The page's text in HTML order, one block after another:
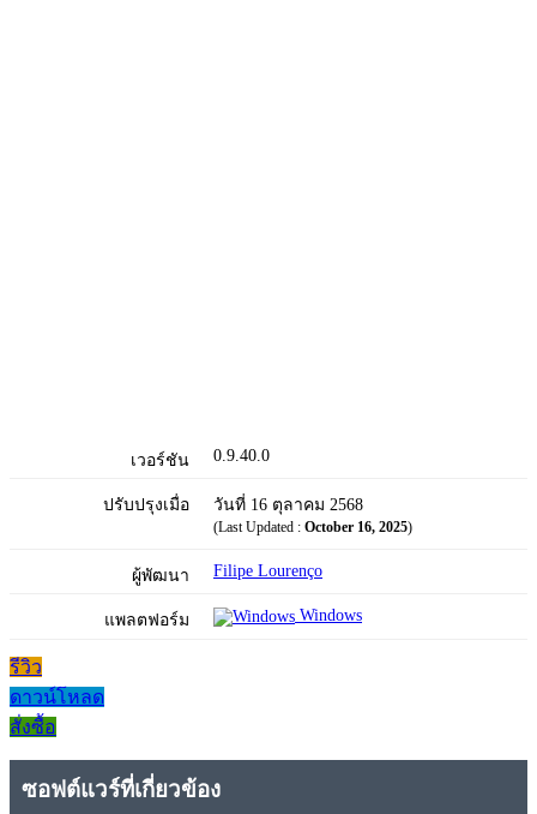
เวอร์ชัน 0.9.40.0
ปรับปรุงเมื่อ วันที่ 16 ตุลาคม 2568
(Last Updated : October 16, 2025)
ผู้พัฒนา Filipe Lourenço
แพลตฟอร์ม Windows
รีวิว
ดาวน์โหลด
สั่งซื้อ
ซอฟต์แวร์ที่เกี่ยวข้อง